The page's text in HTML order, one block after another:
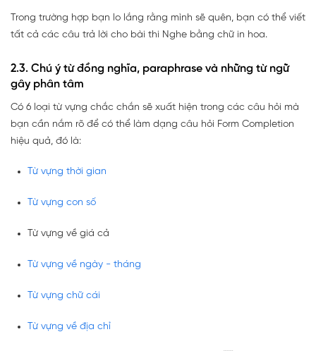
Trong trường hợp bạn lo lắng rằng mình sẽ quên, bạn có thể viết
tất cả các câu trả lời cho bài thi Nghe bằng chữ in hoa.
2.3. Chú ý từ đồng nghĩa, paraphrase và những từ ngữ
gây phân tâm
Có 6 loại từ vựng chắc chắn sẽ xuất hiện trong các câu hỏi mà
bạn cần nắm rõ để có thể làm dạng câu hỏi Form Completion
hiệu quả, đó là:
Từ vựng thời gian
Từ vựng con số
Từ vựng về giá cả
Từ vựng về ngày - tháng
Từ vựng chữ cái
Từ vựng về địa chỉ